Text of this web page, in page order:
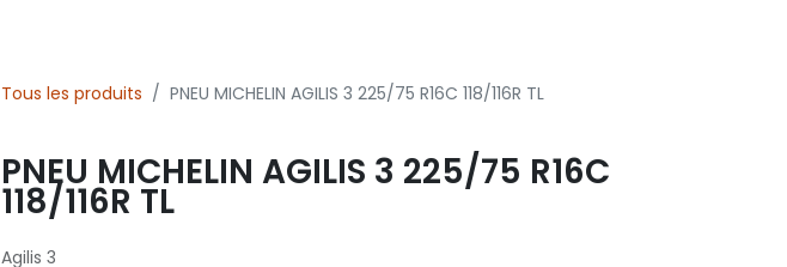
Tous les produits PNEU MICHELIN AGILIS 3 225/75 R16C 118/116R TL
PNEU MICHELIN AGILIS 3 225/75 R16C
118/116R TL
Agilis 3